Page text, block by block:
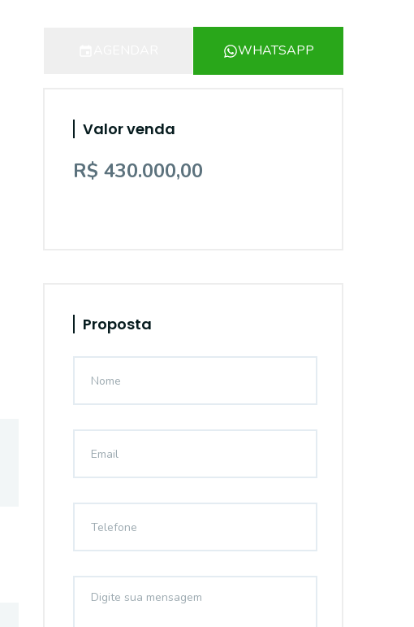
WHATSAPP
Valor venda
R$ 430.000,00
Proposta